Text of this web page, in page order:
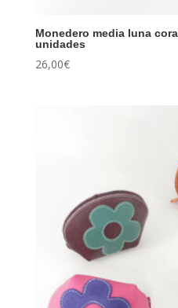
Monedero media luna
unidades
26,00€